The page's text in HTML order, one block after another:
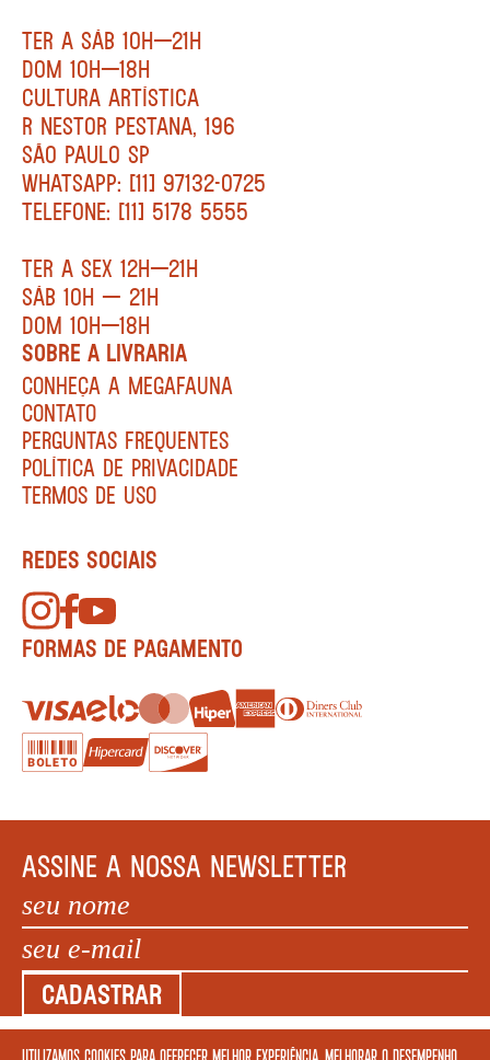
TER A SÁB 10H—21H
DOM 10H—18H
CULTURA ARTÍSTICA
R NESTOR PESTANA, 196
SÃO PAULO SP
WHATSAPP: [11] 97132-0725
TELEFONE: [11] 5178 5555
TER A SEX 12H—21H
SÁB 10H — 21H
DOM 10H—18H
SOBRE A LIVRARIA
CONHEÇA A MEGAFAUNA
CONTATO
PERGUNTAS FREQUENTES
POLÍTICA DE PRIVACIDADE
TERMOS DE USO
REDES SOCIAIS
FORMAS DE PAGAMENTO
ASSINE A NOSSA NEWSLETTER
CADASTRAR
COPYRIGHT MEGAFAUNA LIVRARIA LTDA. - CNPJ: 34.840.986/0001-20. EDIFÍCIO COPAN AV